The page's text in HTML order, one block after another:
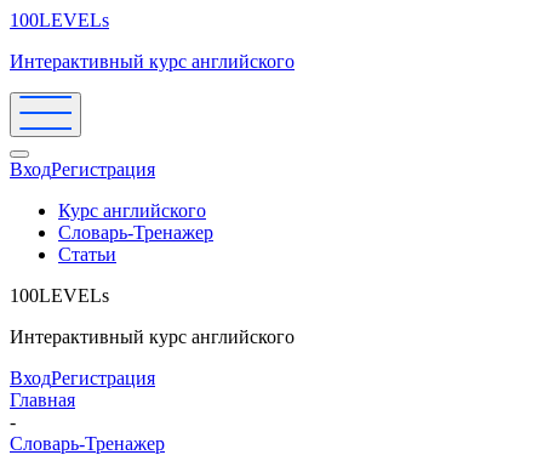
100LEVELs
Интерактивный курс английского
ВходРегистрация
Курс английского
Словарь-Тренажер
Статьи
100LEVELs
Интерактивный курс английского
ВходРегистрация
Главная
-
Словарь-Тренажер